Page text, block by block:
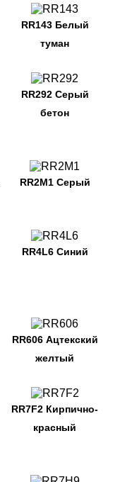
RR143 Белый
туман
RR292 Серый
бетон
RR2M1 Серый
RR4L6 Синий
RR606 Ацтекский
желтый
RR7F2 Кирпично-
красный